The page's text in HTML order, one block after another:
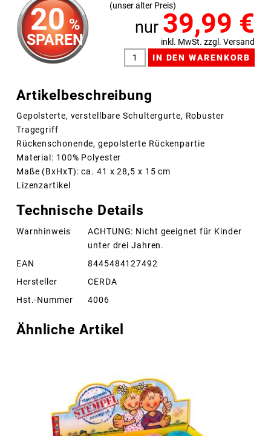
20 %
SPAREN
(unser alter Preis)
nur 39,99 €
inkl. MwSt. zzgl. Versand
Artikelbeschreibung
Gepolsterte, verstellbare Schultergurte, Robuster
Tragegriff
Rückenschonende, gepolsterte Rückenpartie
Material: 100% Polyester
Maße (BxHxT): ca. 41 x 28,5 x 15 cm
Lizenzartikel
Technische Details
Warnhinweis
ACHTUNG: Nicht geeignet für Kinder
unter drei Jahren.
EAN
8445484127492
Hersteller
CERDA
Hst.-Nummer
4006
Ähnliche Artikel